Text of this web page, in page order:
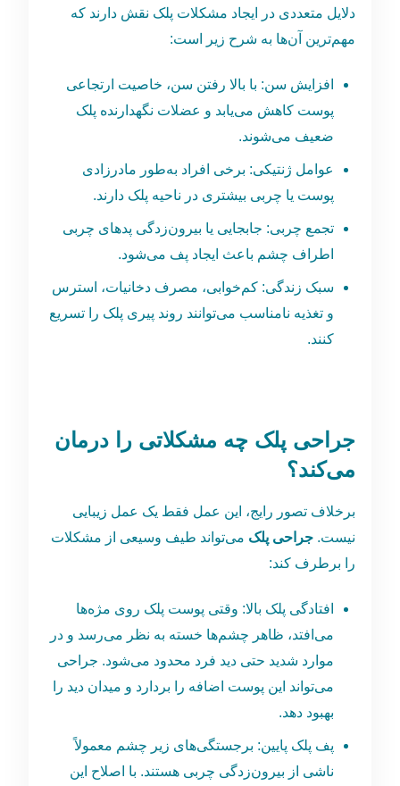
دلایل متعددی در ایجاد مشکلات پلک نقش دارند که
مهم‌ترین آن‌ها به شرح زیر است:
افزایش سن: با بالا رفتن سن، خاصیت ارتجاعی
پوست کاهش می‌یابد و عضلات نگهدارنده پلک
ضعیف می‌شوند.
عوامل ژنتیکی: برخی افراد به‌طور مادرزادی
پوست یا چربی بیشتری در ناحیه پلک دارند.
تجمع چربی: جابجایی یا بیرون‌زدگی پدهای چربی
اطراف چشم باعث ایجاد پف می‌شود.
سبک زندگی: کم‌خوابی، مصرف دخانیات، استرس
و تغذیه نامناسب می‌توانند روند پیری پلک را تسریع
کنند.
جراحی پلک چه مشکلاتی را درمان
می‌کند؟
برخلاف تصور رایج، این عمل فقط یک عمل زیبایی
نیست.جراحی پلک می‌تواند طیف وسیعی از مشکلات
را برطرف کند:
افتادگی پلک بالا: وقتی پوست پلک روی مژه‌ها
می‌افتد، ظاهر چشم‌ها خسته به نظر می‌رسد و در
موارد شدید حتی دید فرد محدود می‌شود. جراحی
می‌تواند این پوست اضافه را بردارد و میدان دید را
بهبود دهد.
پف پلک پایین: برجستگی‌های زیر چشم معمولاً
ناشی از بیرون‌زدگی چربی هستند. با اصلاح این